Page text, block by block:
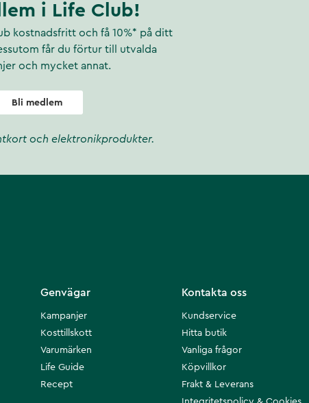
i Life Club!
kostnadsfritt och få 10%* på ditt
får du förtur till utvalda
och mycket annat.
Bli medlem
och elektronikprodukter.
Kontakta oss
Kundservice
Hitta butik
Vanliga frågor
Köpvillkor
Frakt & Leverans
Genvägar
Kampanjer
Kosttillskott
Varumärken
Life Guide
Recept